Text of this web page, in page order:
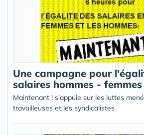
Une campagne pour
salaires hommes - femmes
Maintenant ! s’appuie sur les luttes
travailleuses et les syndicalistes